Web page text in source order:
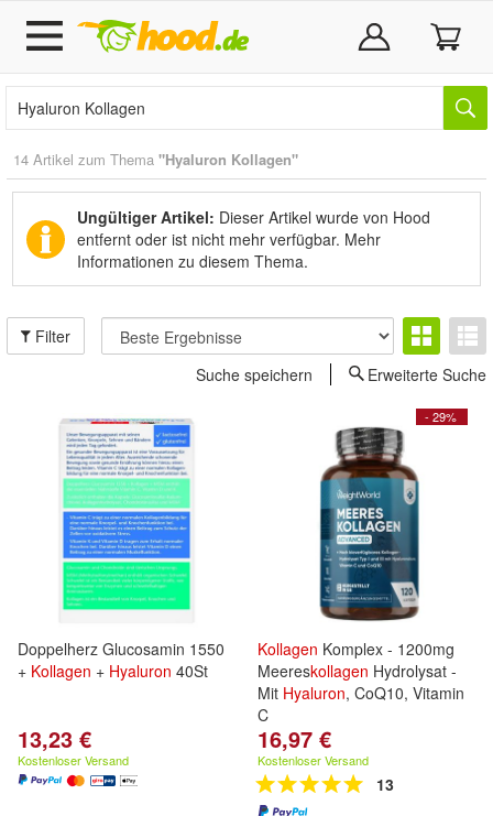
14 Artikel zum Thema "Hyaluron Kollagen"
Ungültiger Artikel: Dieser Artikel wurde von Hood
entfernt oder ist nicht mehr verfügbar. Mehr
Informationen zu diesem Thema.
Filter
Suche speichern
Erweiterte Suche
Doppelherz Glucosamin 1550
+ Kollagen + Hyaluron 40St
13,23 €
Kostenloser Versand
- 29%
Kollagen Komplex - 1200mg
Meereskollagen Hydrolysat -
Mit Hyaluron, CoQ10, Vitamin
C
16,97 €
Kostenloser Versand
13